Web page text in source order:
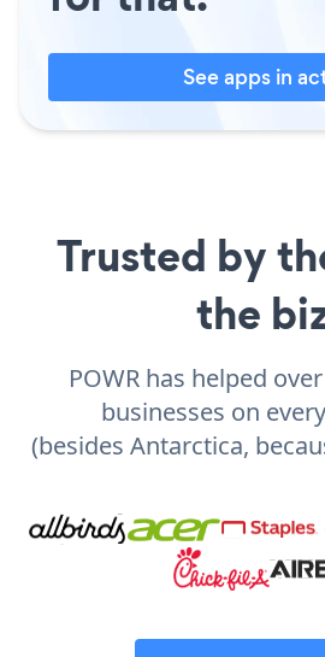
See apps in
Trusted by
the
POWR has helped
businesses on
(besides Antarctica,